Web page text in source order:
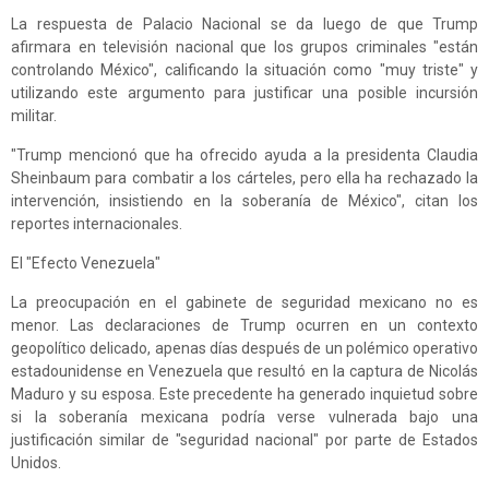
La respuesta de Palacio Nacional se da luego de que Trump
afirmara en televisión nacional que los grupos criminales "están
controlando México", calificando la situación como "muy triste" y
utilizando este argumento para justificar una posible incursión
militar.
"Trump mencionó que ha ofrecido ayuda a la presidenta Claudia
Sheinbaum para combatir a los cárteles, pero ella ha rechazado la
intervención, insistiendo en la soberanía de México", citan los
reportes internacionales.
El "Efecto Venezuela"
La preocupación en el gabinete de seguridad mexicano no es
menor. Las declaraciones de Trump ocurren en un contexto
geopolítico delicado, apenas días después de un polémico operativo
estadounidense en Venezuela que resultó en la captura de Nicolás
Maduro y su esposa. Este precedente ha generado inquietud sobre
si la soberanía mexicana podría verse vulnerada bajo una
justificación similar de "seguridad nacional" por parte de Estados
Unidos.